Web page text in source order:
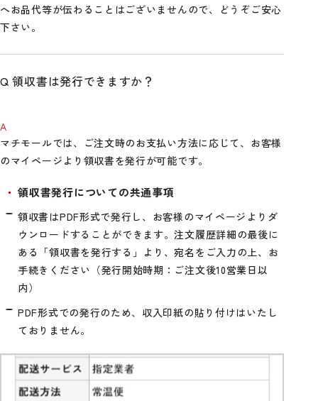
へお品代等が伝わることはございませんので、どうぞご安心
下さい。
領収書は発行できますか？
マチモールでは、ご注文時のお支払い方法に応じて、お客様
のマイページより領収書を発行が可能です。
領収書発行についての共通事項
領収書はPDF形式で発行し、お客様のマイページよりダ
ウンロードすることができます。注文履歴詳細の最後に
ある「領収書を発行する」より、宛名をご入力の上、お
手続きください（発行開始時期：ご注文後10営業日以
内）
PDF形式での発行のため、収入印紙の貼り付けはいたし
ておりません。